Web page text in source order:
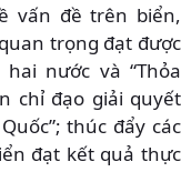
vấn đề trên biển,
trọng đạt được
nước và “Thỏa
chỉ đạo giải quyết
thúc đẩy các
đạt kết quả thực